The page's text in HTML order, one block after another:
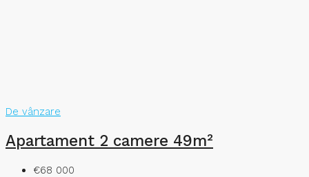
De vânzare
Apartament 2 camere 49m²
€68 000